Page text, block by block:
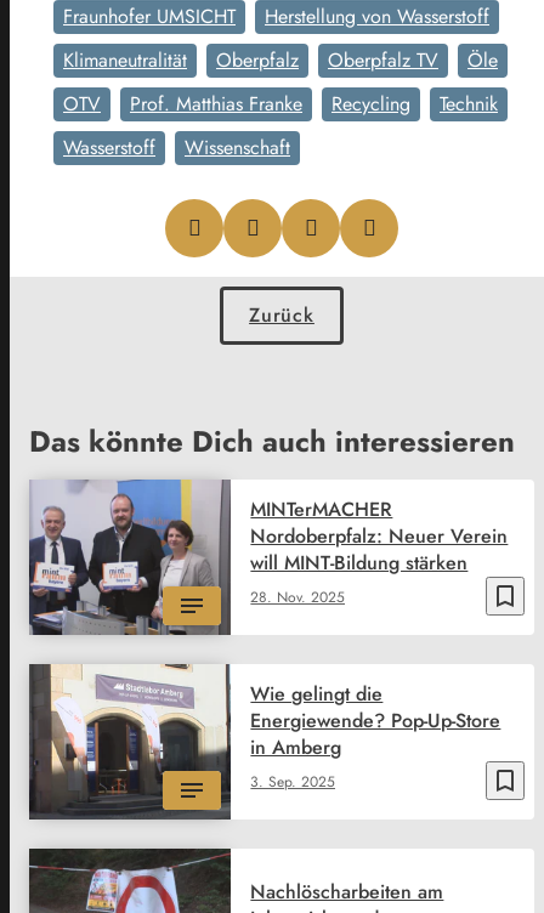
Fraunhofer UMSICHT
Herstellung von Wasserstoff
Klimaneutralität
Oberpfalz Oberpfalz TV
Öle
OTV
Prof. Matthias Franke Recycling
Technik
Wasserstoff
Wissenschaft
Zurück
Das könnte Dich auch interessieren
bookmark_border
28. Nov. 2025
MINTerMACHER
Nordoberpfalz: Neuer Verein
will MINT-Bildung stärken
bookmark_border
3. Sep. 2025
Wie gelingt die
Energiewende? Pop-Up-Store
in Amberg
Nachlöscharbeiten am